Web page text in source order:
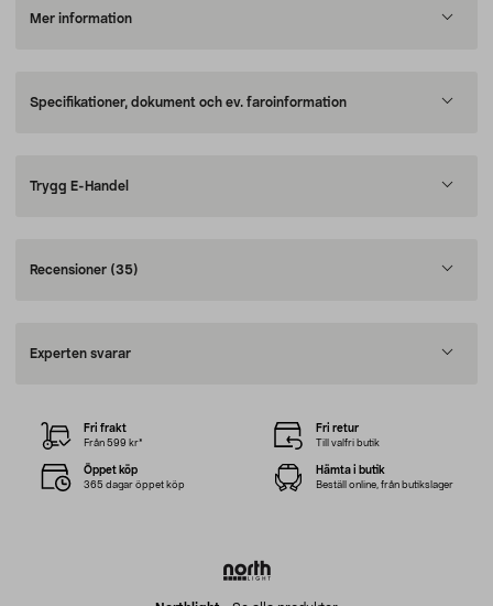
Mer information
Specifikationer, dokument och ev. faroinformation
Trygg E-Handel
Recensioner (35)
Experten svarar
Fri frakt
Från 599 kr*
Fri retur
Till valfri butik
Öppet köp
365 dagar öppet köp
Hämta i butik
Beställ online, från butikslager